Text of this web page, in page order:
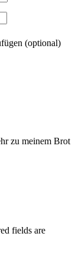
(optional)
zu meinem Brot
fields are